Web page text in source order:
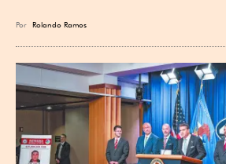
Por Rolando Ramos